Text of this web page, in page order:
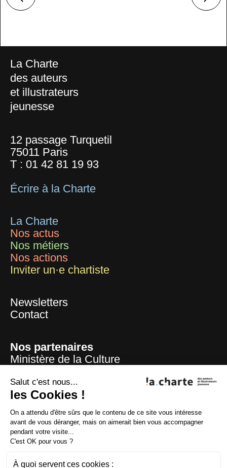
La Charte
des auteurs
et illustrateurs
jeunesse
12 passage Turquetil
75011 Paris
T : 01 42 81 19 93
Écrire à la Charte
La Charte
Nos actus
Nos métiers
Nos actions
Inviter un·e chartiste
Newsletters
Contact
Nos partenaires
Ministère de la Culture
Centre national du livre
La Sofia
La SAIF
CFC
Lire et faire lire
Salut c'est nous...
les Cookies !
On a attendu d'être sûrs que le contenu de ce site vous intéresse
avant de vous déranger, mais on aimerait bien vous accompagner
pendant votre visite...
C'est OK pour vous ?
À quoi servent ces cookies :